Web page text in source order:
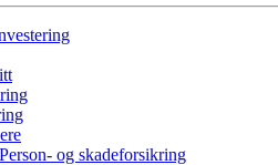
og skadeforsikring